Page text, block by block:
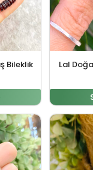
Bileklik Lal
₺6.000,00.
andaki fiyat: